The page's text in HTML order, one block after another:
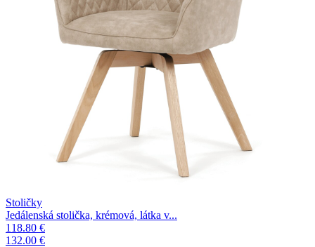
Stoličky
Jedálenská stolička, krémová, látka v...
118.80 €
132.00 €